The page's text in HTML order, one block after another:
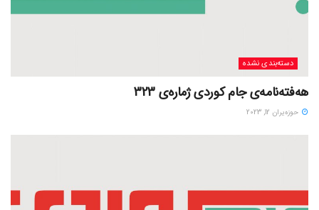
دسته‌بندی نشده
هەفتەنامەی جام کوردی ژمارەی 323
حوزه‌یران 12, 2023